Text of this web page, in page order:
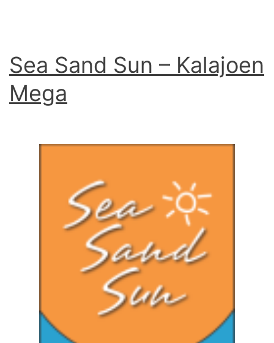
Sea Sand Sun – Kalajoen
Mega